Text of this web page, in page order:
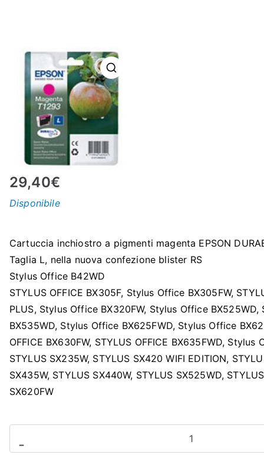
H
O
P
29,40€
Cartuccia inchiostro a pigmenti magenta EPSON
Taglia L, nella nuova confezione blister RS
Stylus Office B42WD
STYLUS OFFICE BX305F, Stylus Office BX305FW,
PLUS, Stylus Office BX320FW, Stylus Office BX525WD,
BX535WD, Stylus Office BX625FWD, Stylus Office
OFFICE BX630FW, STYLUS OFFICE BX635FWD, Stylus
STYLUS SX235W, STYLUS SX420 WIFI EDITION,
SX435W, STYLUS SX440W, STYLUS SX525WD,
SX620FW
Disponibile
-
MAGENTA